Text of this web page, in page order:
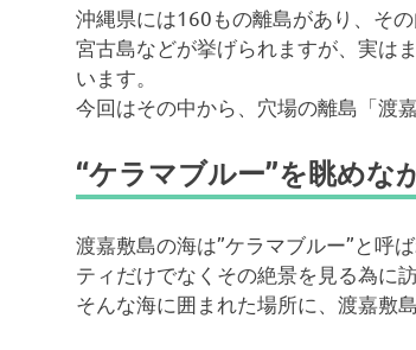
沖縄県には160もの離島があり、そ
宮古島などが挙げられますが、実は
います。
今回はその中から、穴場の離島「渡
“ケラマブルー”を眺めな
渡嘉敷島の海は”ケラマブルー”と呼
ティだけでなくその絶景を見る為に
そんな海に囲まれた場所に、渡嘉敷